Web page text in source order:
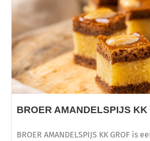
BROER AMANDELSPIJS KK
BROER AMANDELSPIJS KK GROF is